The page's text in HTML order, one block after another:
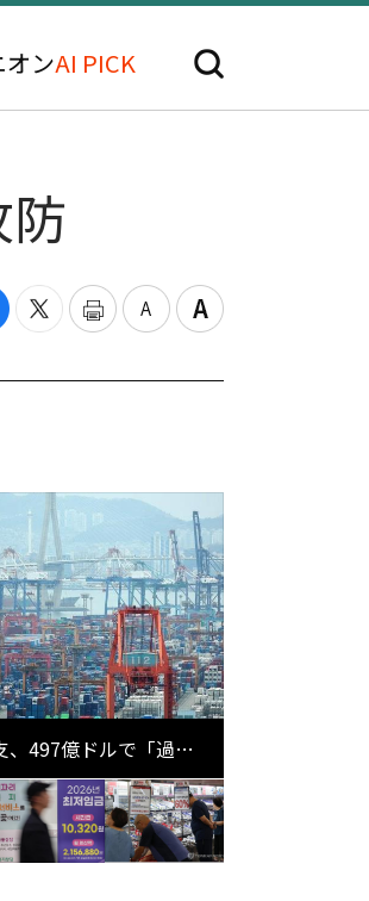
オンAI PICK
、497億ドルで「過去
初の1000億ドル突破